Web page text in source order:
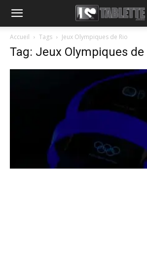
Accueil Tags Jeux Olympiques de Rio
Tag: Jeux Olympiques de